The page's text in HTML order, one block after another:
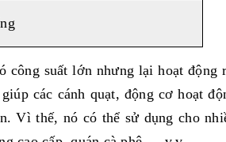
công suất lớn nhưng lại hoạt động
các cánh quạt, động cơ hoạt
Vì thế, nó có thể sử dụng cho